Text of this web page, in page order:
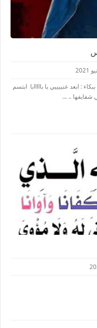
ابعد عنييييي يا بااااابا ابتسم
شفايفها .. ...